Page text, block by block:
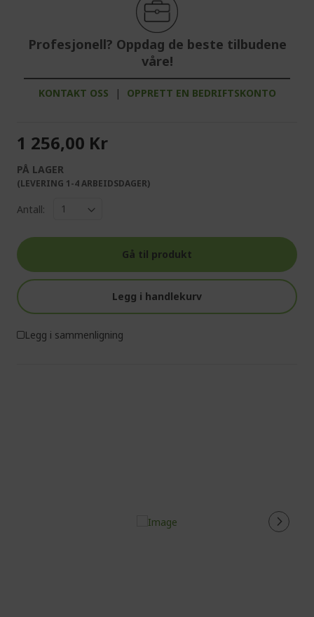
Profesjonell? Oppdag de beste tilbudene
våre!
KONTAKT OSS | OPPRETT EN BEDRIFTSKONTO
1 256,00 Kr
PÅ LAGER
(LEVERING 1-4 ARBEIDSDAGER)
Antall:
Gå til produkt
Legg i handlekurv
Legg i sammenligning